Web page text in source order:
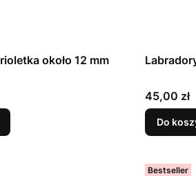
około 12 mm
Cena
45,00 zł
Do
Bestseller